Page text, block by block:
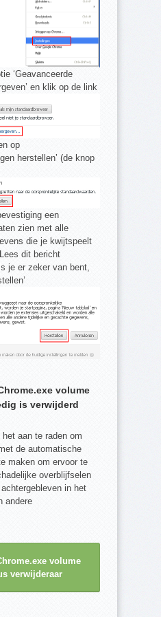
‘Geavanceerde
en klik op de link
op
herstellen’ (de knop
een
zien met alle
die je kwijtspeelt
dit bericht
je er zeker van bent,
volume
is verwijderd
aan te raden om
de automatische
maken om ervoor te
overblijfselen
in het
andere
volume
verwijderaar